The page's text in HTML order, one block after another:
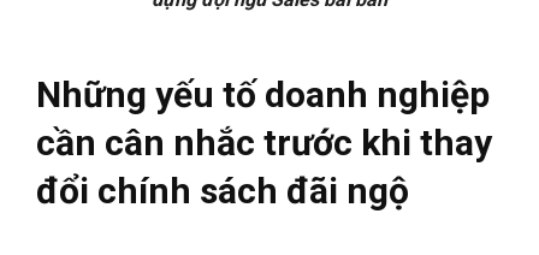
Những yếu tố doanh nghiệp
cần cân nhắc trước khi thay
đổi chính sách đãi ngộ